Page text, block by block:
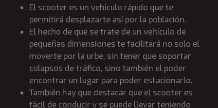
El scooter es un vehículo rápido que te
permitirá desplazarte así por la población.
El hecho de que se trate de un vehículo de
pequeñas dimensiones te facilitará no solo el
moverte por la urbe, sin tener que soportar
colapsos de tráfico, sino también el poder
encontrar un lugar para poder estacionarlo.
También hay que destacar que el scooter es
fácil de conducir y se puede llevar teniendo